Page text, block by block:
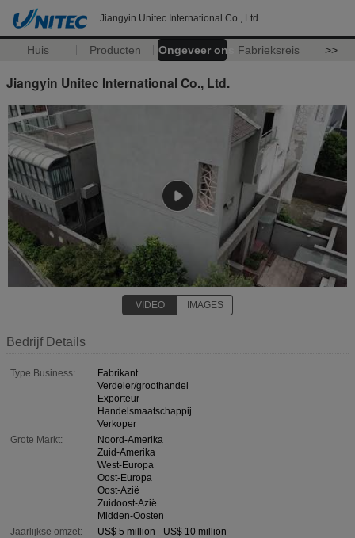
Jiangyin Unitec International Co., Ltd.
Huis Producten Ongeveer ons Fabrieksreis >>
Jiangyin Unitec International Co., Ltd.
VIDEO IMAGES
Bedrijf Details
Type Business:
Fabrikant
Verdeler/groothandel
Exporteur
Handelsmaatschappij
Verkoper
Grote Markt:
Noord-Amerika
Zuid-Amerika
West-Europa
Oost-Europa
Oost-Azië
Zuidoost-Azië
Midden-Oosten
Jaarlijkse omzet:
US$ 5 million - US$ 10 million